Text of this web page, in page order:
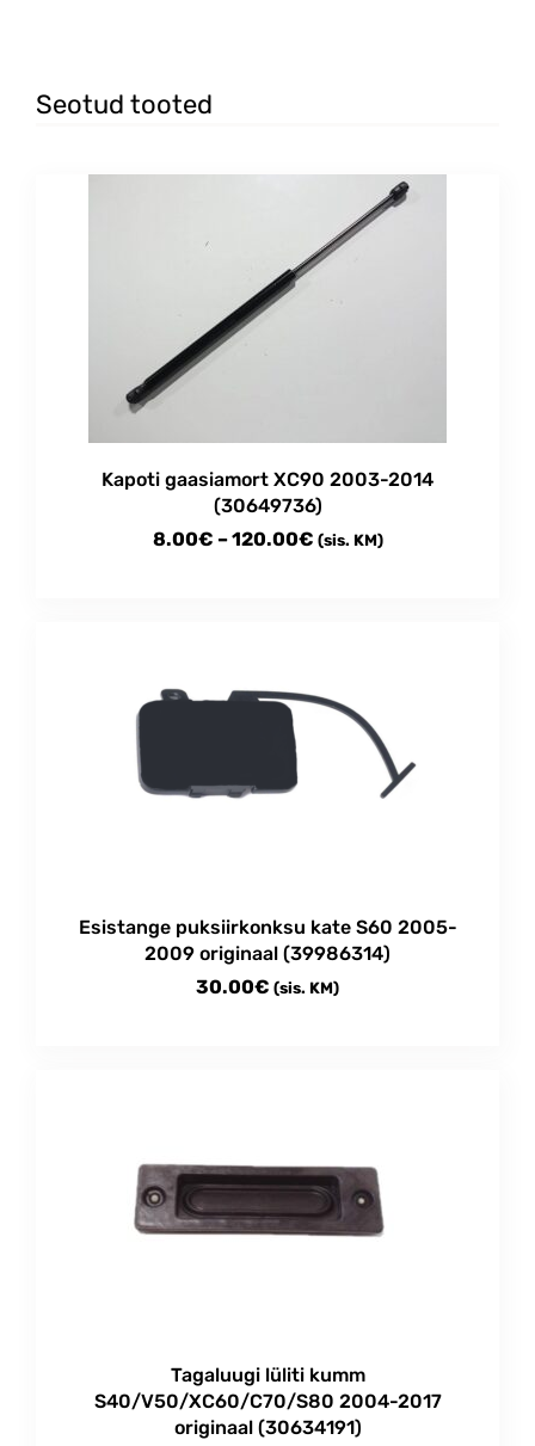
Seotud tooted
Kapoti gaasiamort XC90 2003-2014
(30649736)
8.00€ –120.00€Price
(sis. KM)
page
Esistange puksiirkonksu kate S60 2005-
2009 originaal (39986314)
30.00€ (sis. KM)
Tagaluugi lüliti kumm
S40/V50/XC60/C70/S80 2004-2017
originaal (30634191)